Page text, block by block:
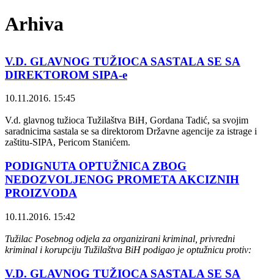
Arhiva
V.D. GLAVNOG TUŽIOCA SASTALA SE SA
DIREKTOROM SIPA-e
10.11.2016. 15:45
V.d. glavnog tužioca Tužilaštva BiH, Gordana Tadić, sa svojim
saradnicima sastala se sa direktorom Državne agencije za istrage i
zaštitu-SIPA, Pericom Stanićem.
PODIGNUTA OPTUŽNICA ZBOG
NEDOZVOLJENOG PROMETA AKCIZNIH
PROIZVODA
10.11.2016. 15:42
Tužilac Posebnog odjela za organizirani kriminal, privredni
kriminal i korupciju Tužilaštva BiH podigao je optužnicu protiv:
V.D. GLAVNOG TUŽIOCA SASTALA SE SA